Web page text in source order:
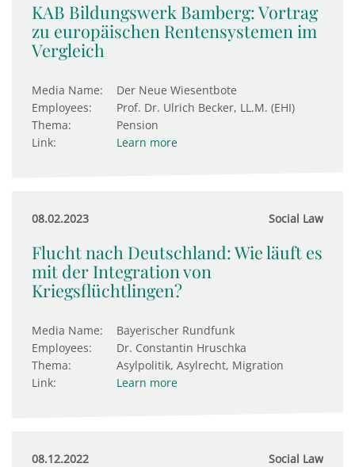
KAB Bildungswerk Bamberg: Vortrag
zu europäischen Rentensystemen im
Vergleich
Media Name:
Der Neue Wiesentbote
Employees:
Prof. Dr. Ulrich Becker, LL.M. (EHI)
Thema:
Pension
Link:
Learn more
08.02.2023 Social Law
Flucht nach Deutschland: Wie läuft es
mit der Integration von
Kriegsflüchtlingen?
Media Name:
Bayerischer Rundfunk
Employees:
Dr. Constantin Hruschka
Thema:
Asylpolitik, Asylrecht, Migration
Link:
Learn more
08.12.2022 Social Law